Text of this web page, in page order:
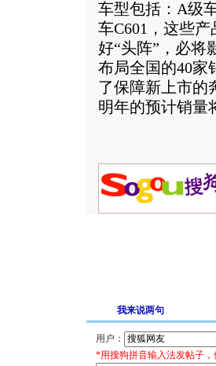
车型包括：A级
车C601，这些
好“头阵”，必将
布局全国的40家
了保障新上市的
明年的预计销量
我来说两句
用户：
*用搜狗拼音输入法发帖子